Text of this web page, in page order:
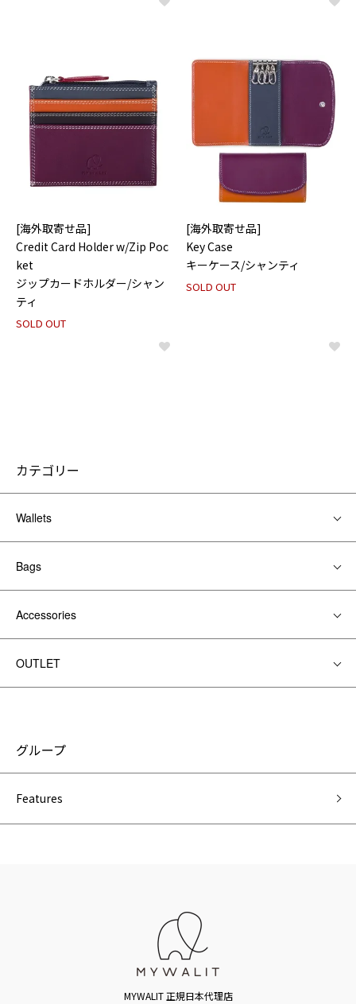
[海外取寄せ品]
Credit Card Holder w/Zip Poc
ket
ジップカードホルダー/シャン
ティ
SOLD OUT
[海外取寄せ品]
Key Case
キーケース/シャンティ
SOLD OUT
カテゴリー
Wallets
Bags
Accessories
OUTLET
グループ
Features
MYWALIT 正規日本代理店